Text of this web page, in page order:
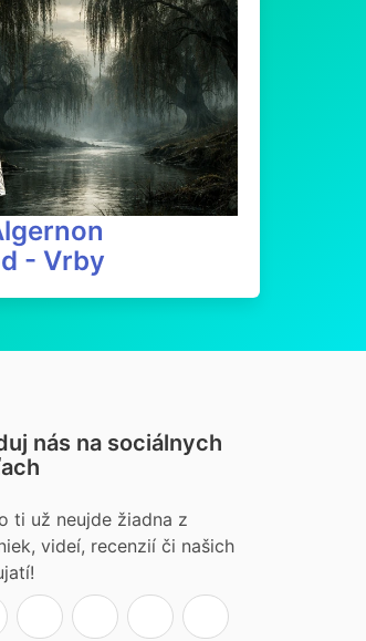
- Vrby
nás na sociálnych
ti už neujde žiadna z
videí, recenzií či našich